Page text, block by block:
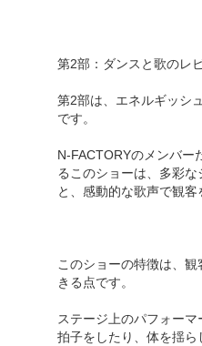
第2部：ダンスと歌のレ
第2部は、エネルギッシ
です。
N-FACTORYのメンバー
るこのショーは、多彩
と、感動的な歌声で観客
このショーの特徴は、
きる点です。
ステージ上のパフォー
拍子をしたり、体を揺